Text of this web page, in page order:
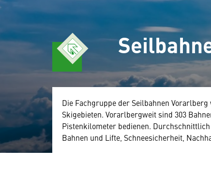
Die Fachgruppe der Seilbahnen
Skigebieten. Vorarlbergweit sind 303
Pistenkilometer bedienen.
Bahnen und Lifte, Schneesicherheit,